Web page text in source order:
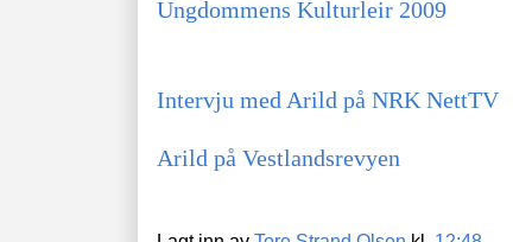
Ungdommens Kulturleir 2009
Intervju med Arild på NRK NettTV
Arild på Vestlandsrevyen